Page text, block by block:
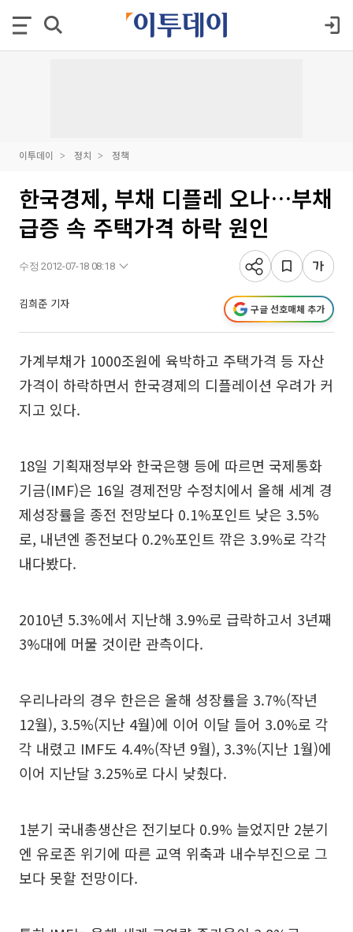
이투데이 정치 정책
한국경제, 부채 디플레 오나…부채
급증 속 주택가격 하락 원인
수정 2012-07-18 08:18
김희준 기자 구글 선호매체 추가
가계부채가 1000조원에 육박하고 주택가격 등 자산
가격이 하락하면서 한국경제의 디플레이션 우려가 커
지고 있다.
18일 기획재정부와 한국은행 등에 따르면 국제통화
기금(IMF)은 16일 경제전망 수정치에서 올해 세계 경
제성장률을 종전 전망보다 0.1%포인트 낮은 3.5%
로, 내년엔 종전보다 0.2%포인트 깎은 3.9%로 각각
내다봤다.
2010년 5.3%에서 지난해 3.9%로 급락하고서 3년째
3%대에 머물 것이란 관측이다.
우리나라의 경우 한은은 올해 성장률을 3.7%(작년
12월), 3.5%(지난 4월)에 이어 이달 들어 3.0%로 각
각 내렸고 IMF도 4.4%(작년 9월), 3.3%(지난 1월)에
이어 지난달 3.25%로 다시 낮췄다.
1분기 국내총생산은 전기보다 0.9% 늘었지만 2분기
엔 유로존 위기에 따른 교역 위축과 내수부진으로 그
보다 못할 전망이다.